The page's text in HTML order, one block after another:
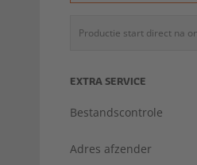
Productie start direct na
EXTRA SERVICE
Bestandscontrole
Adres afzender